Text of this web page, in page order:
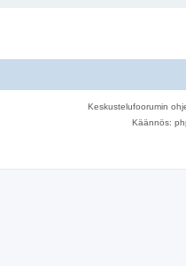
Keskustelufoorumin
Käännös: